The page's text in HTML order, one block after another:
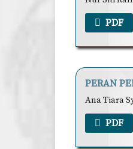
PDF
PERAN
Ana Tiara
PDF